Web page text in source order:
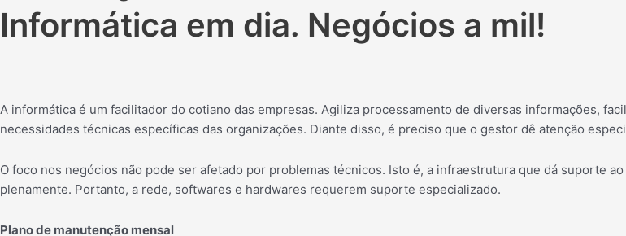
Informática em dia. Negócios a mil!
A informática é um facilitador do cotiano das empresas. Agiliza processamento de diversas informações,
necessidades técnicas específicas das organizações. Diante disso, é preciso que o gestor dê atenção
O foco nos negócios não pode ser afetado por problemas técnicos. Isto é, a infraestrutura que dá suporte
plenamente. Portanto, a rede, softwares e hardwares requerem suporte especializado.
Plano de manutenção mensal